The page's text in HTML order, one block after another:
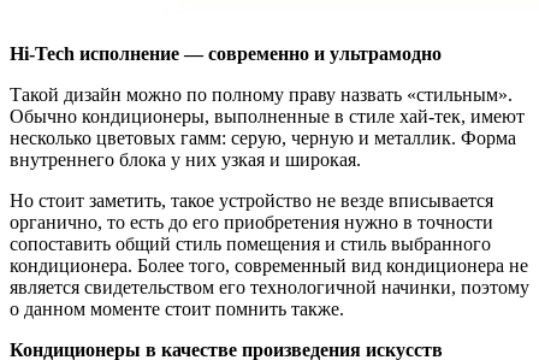
Hi-Tech исполнение — современно и ультрамодно
Такой дизайн можно по полному праву назвать «стильным».
Обычно кондиционеры, выполненные в стиле хай-тек, имеют
несколько цветовых гамм: серую, черную и металлик. Форма
внутреннего блока у них узкая и широкая.
Но стоит заметить, такое устройство не везде вписывается
органично, то есть до его приобретения нужно в точности
сопоставить общий стиль помещения и стиль выбранного
кондиционера. Более того, современный вид кондиционера не
является свидетельством его технологичной начинки, поэтому
о данном моменте стоит помнить также.
Кондиционеры в качестве произведения искусств